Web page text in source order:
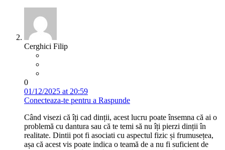
Cerghici Filip
0
01/12/2025 at 20:59
Conecteaza-te pentru a Raspunde
Când visezi că îți cad dinții, acest lucru poate însemna că ai o
problemă cu dantura sau că te temi să nu îți pierzi dinții în
realitate. Dintii pot fi asociati cu aspectul fizic și frumusețea,
așa că acest vis poate indica o teamă de a nu fi suficient de